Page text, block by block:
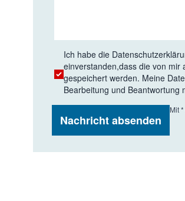
Ich habe die
einverstanden,dass die von mir
gespeichert werden. Meine
Bearbeitung und Beantwortung
Nachricht absenden
Mit